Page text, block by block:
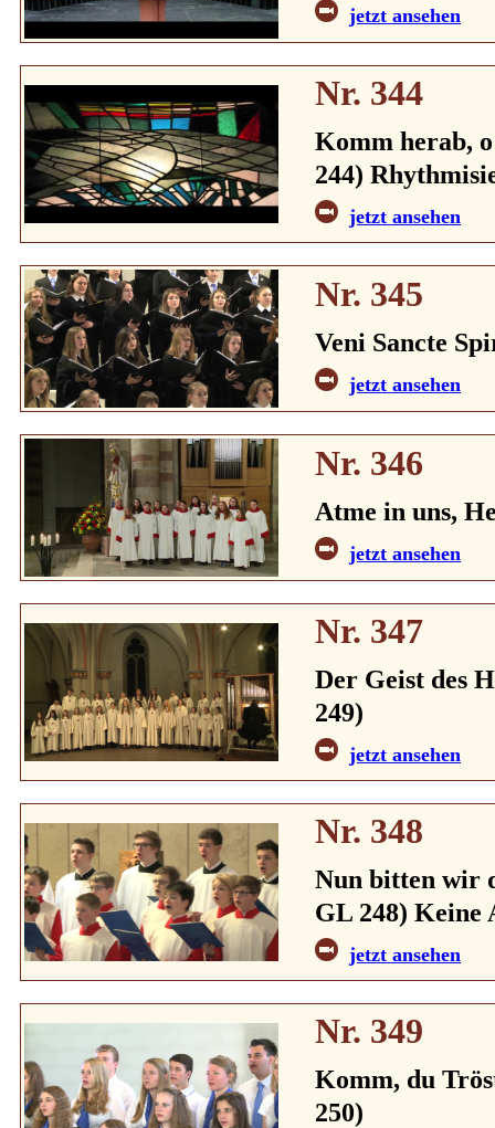
jetzt ansehen
Nr. 344
Komm herab,
244)
jetzt ansehen
Nr. 345
Veni Sancte
jetzt ansehen
Nr. 346
Atme in uns,
jetzt ansehen
Nr. 347
Der Geist des
249)
jetzt ansehen
Nr. 348
Nun bitten wir
GL 248) Keine
jetzt ansehen
Nr. 349
Komm, du
250)